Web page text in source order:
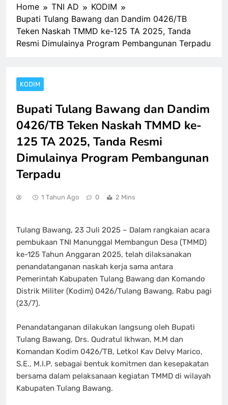
Home TNI AD
KODIM
Bupati Tulang Bawang dan Dandim 0426/TB
Teken Naskah TMMD ke-125 TA 2025, Tanda
Resmi Dimulainya Program Pembangunan Terpadu
KODIM
Bupati Tulang Bawang dan Dandim
0426/TB Teken Naskah TMMD ke-
125 TA 2025, Tanda Resmi
Dimulainya Program Pembangunan
Terpadu
1 Tahun Ago 0 2 Mins
Tulang Bawang, 23 Juli 2025 – Dalam rangkaian acara
pembukaan TNI Manunggal Membangun Desa (TMMD)
ke-125 Tahun Anggaran 2025, telah dilaksanakan
penandatanganan naskah kerja sama antara
Pemerintah Kabupaten Tulang Bawang dan Komando
Distrik Militer (Kodim) 0426/Tulang Bawang, Rabu pagi
(23/7).
Penandatanganan dilakukan langsung oleh Bupati
Tulang Bawang, Drs. Qudratul Ikhwan, M.M dan
Komandan Kodim 0426/TB, Letkol Kav Delvy Marico,
S.E., M.I.P. sebagai bentuk komitmen dan kesepakatan
bersama dalam pelaksanaan kegiatan TMMD di wilayah
Kabupaten Tulang Bawang.